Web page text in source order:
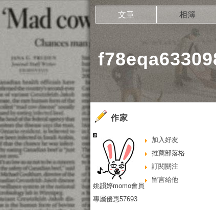
文章 相簿
作家
加入好友
推薦部落格
訂閱關注
留言給他
姚韻婷momo會員
專屬優惠57693